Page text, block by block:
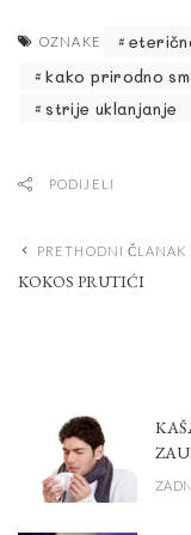
OZNAKE
kako prirodno
strije uklanjanje
PODIJELI
PRETHODNI ČLANAK
KOKOS PRUTIĆI